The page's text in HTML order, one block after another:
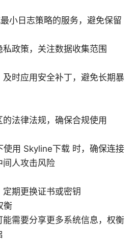
小日志策略的服务，避免保留
政策，关注数据收集范围
及时应用安全补丁，避免长期暴
法律法规，确保合规使用
使用 Skyline下载 时，确保连接
间人攻击风险
期更换证书或密钥
衡
能需要分享更多系统信息，权衡